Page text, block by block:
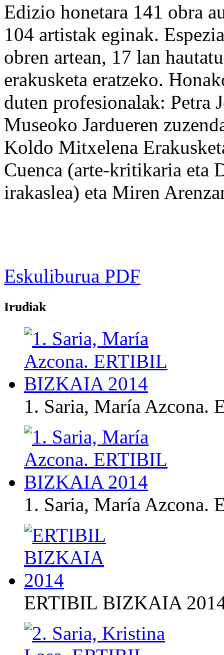
Edizio honetara 141 obra
104 artistak eginak.
obren artean, 17 lan
erakusketa eratzeko.
duten profesionalak: Petra
Museoko Jardueren
Koldo Mitxelena
Cuenca (arte-kritikaria eta
irakaslea) eta Miren
Eskuliburua PDF
Irudiak
1. Saria, María
1. Saria, María
ERTIBIL BIZKAIA